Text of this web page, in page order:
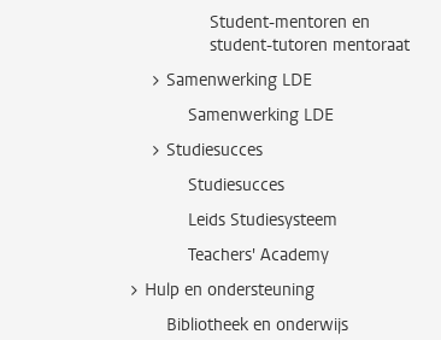
Student-mentoren en
student-tutoren mentoraat
Samenwerking LDE
Samenwerking LDE
Studiesucces
Studiesucces
Leids Studiesysteem
Teachers' Academy
Hulp en ondersteuning
Bibliotheek en onderwijs